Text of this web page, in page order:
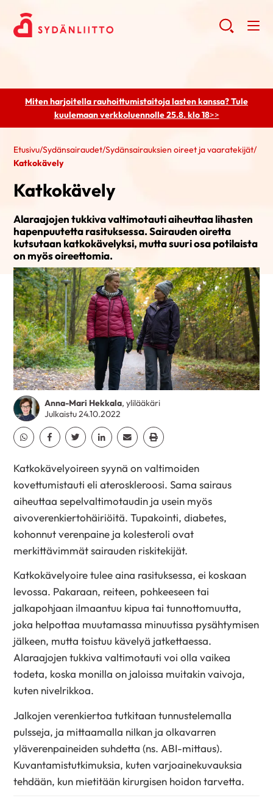
Miten harjoitella rauhoittumistaitoja lasten kanssa? Tule
kuulemaanverkkoluennolle 25.8. klo 18>>
Etusivu/Sydänsairaudet/Sydänsairauksien oireet ja vaaratekijät/
Katkokävely
Katkokävely
Alaraajojen tukkiva valtimotauti aiheuttaa lihasten
hapenpuutetta rasituksessa. Sairauden oiretta
kutsutaan katkokävelyksi, mutta suuri osa potilaista
on myös oireettomia.
Anna-Mari Hekkala, ylilääkäri
Julkaistu 24.10.2022
Jaa Whatsapp
Jaa Facebook
Jaa TwitterJaa Linkedin
Jaa EmailJaa Print
Katkokävelyoireen syynä on valtimoiden
kovettumistauti eli ateroskleroosi. Sama sairaus
aiheuttaa sepelvaltimotaudin ja usein myös
aivoverenkiertohäiriöitä. Tupakointi, diabetes,
kohonnut verenpaine ja kolesteroli ovat
merkittävimmät sairauden riskitekijät.
Katkokävelyoire tulee aina rasituksessa, ei koskaan
levossa. Pakaraan, reiteen, pohkeeseen tai
jalkapohjaan ilmaantuu kipua tai tunnottomuutta,
joka helpottaa muutamassa minuutissa pysähtymisen
jälkeen, mutta toistuu kävelyä jatkettaessa.
Alaraajojen tukkiva valtimotauti voi olla vaikea
todeta, koska monilla on jaloissa muitakin vaivoja,
kuten nivelrikkoa.
Jalkojen verenkiertoa tutkitaan tunnustelemalla
pulsseja, ja mittaamalla nilkan ja olkavarren
yläverenpaineiden suhdetta (ns. ABI-mittaus).
Kuvantamistutkimuksia, kuten varjoainekuvauksia
tehdään, kun mietitään kirurgisen hoidon tarvetta.